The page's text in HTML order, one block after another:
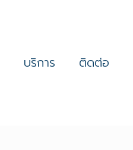
บริการ ติดต่อ